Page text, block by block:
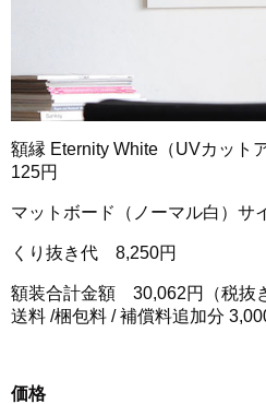
額縁 Eternity White（UVカッ
125円
マットボード（ノーマル白）
くり抜き代 8,250円
額装合計金額 30,062円（税抜
送料 /梱包料 / 補償料追加分
価格